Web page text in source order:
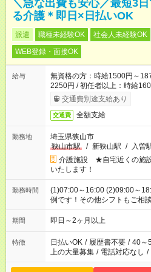
＼急な出費も安心／最短3
る介護＊即日×日払いOK
派遣 職種未経験OK 社会人未経験OK
WEB登録・面接OK
給与
無資格の方：時給1500円～
2250円 / 初任者以上：時給
日収例：1万2000円（時給
交通費別途支給あり
交通費 全額支給
勤務地
埼玉県狭山市
狭山市駅
/ 新狭山駅 / 入曽
介護施設 ★自宅近くの施
いたします！
勤務時間
(1)07:00～16:00 (2)09:00～18:00
例です！その他シフトもご相
期間 即日～2ヶ月以上
特徴 日払いOK / 履歴書不要 / 40～
上の大量募集 / 電話対応なし /